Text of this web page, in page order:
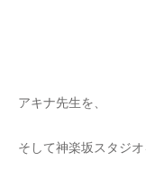
アキナ先生を、
そして神楽坂スタジオ